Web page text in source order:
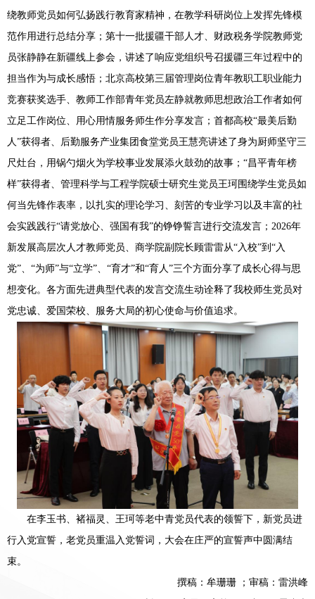
绕教师党员如何弘扬践行教育家精神，在教学科研岗位上发挥先锋模
范作用进行总结分享；第十一批援疆干部人才、财政税务学院教师党
员张静静在新疆线上参会，讲述了响应党组织号召援疆三年过程中的
担当作为与成长感悟；北京高校第三届管理岗位青年教职工职业能力
竞赛获奖选手、教师工作部青年党员左静就教师思想政治工作者如何
立足工作岗位、用心用情服务师生作分享发言；首都高校“最美后勤
人”获得者、后勤服务产业集团食堂党员王慧亮讲述了身为厨师坚守三
尺灶台，用锅勺烟火为学校事业发展添火鼓劲的故事；“昌平青年榜
样”获得者、管理科学与工程学院硕士研究生党员王珂围绕学生党员如
何当先锋作表率，以扎实的理论学习、刻苦的专业学习以及丰富的社
会实践践行“请党放心、强国有我”的铮铮誓言进行交流发言；2026年
新发展高层次人才教师党员、商学院副院长顾雷雷从“入校”到“入
党”、“为师”与“立学”、“育才”和“育人”三个方面分享了成长心得与思
想变化。各方面先进典型代表的发言交流生动诠释了我校师生党员对
党忠诚、爱国荣校、服务大局的初心使命与价值追求。
在李玉书、褚福灵、王珂等老中青党员代表的领誓下，新党员进
行入党宣誓，老党员重温入党誓词，大会在庄严的宣誓声中圆满结
束。
撰稿：牟珊珊 ；审稿：雷洪峰